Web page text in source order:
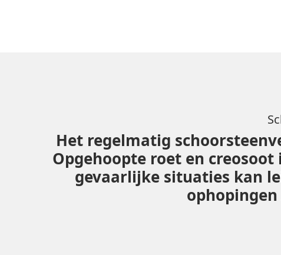
Het regelmatig
Opgehoopte roet en
gevaarlijke situaties kan